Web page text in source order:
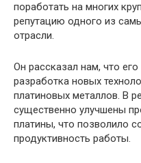
поработать на многих
репутацию одного из
отрасли.
Он рассказал нам, что
разработка новых
платиновых металлов. В
существенно улучшены
платины, что позволило
продуктивность работы.